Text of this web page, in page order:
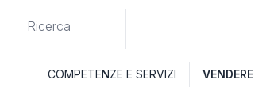
COMPETENZE E SERVIZI VENDERE